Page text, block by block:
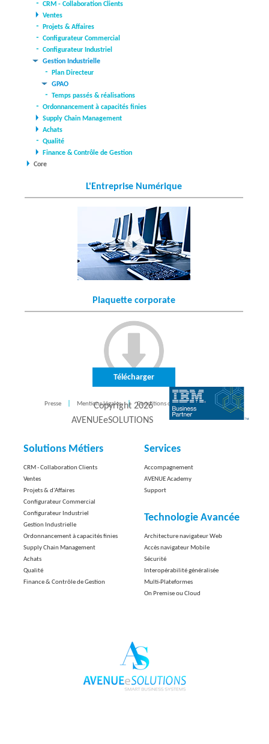
CRM - Collaboration Clients
Ventes
Projets & Affaires
Configurateur Commercial
Configurateur Industriel
Gestion Industrielle
Plan Directeur
GPAO
Temps passés & réalisations
Ordonnancement à capacités finies
Supply Chain Management
Achats
Qualité
Finance & Contrôle de Gestion
Core
L'Entreprise Numérique
Plaquette corporate
Télécharger
Presse Mentions légales Conditions d'utilisation CONTACT
Copyright 2026
AVENUEeSOLUTIONS
Solutions Métiers
CRM - Collaboration Clients
Ventes
Projets & d'Affaires
Configurateur Commercial
Configurateur Industriel
Gestion Industrielle
Ordonnancement à capacités finies
Supply Chain Management
Achats
Qualité
Finance & Contrôle de Gestion
Services
Accompagnement
AVENUE Academy
Support
Technologie Avancée
Architecture navigateur Web
Accès navigateur Mobile
Sécurité
Interopérabilité généralisée
Multi-Plateformes
On Premise ou Cloud